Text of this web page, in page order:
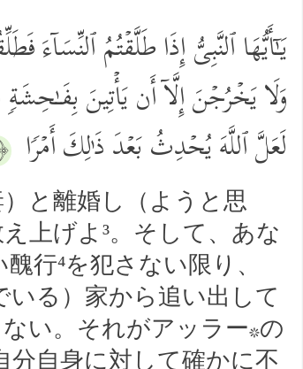
یَـٰۤأَیُّهَا ٱلنَّبِیُّ إِذَا طَلَّقۡتُمُ
وَلَا یَخۡرُجۡنَ إِلَّاۤ أَن یَأۡتِینَ
لَعَلَّ ٱللَّهَ یُحۡدِثُ بَعۡدَ ذَ ٰ⁠لِكَ أَمۡرࣰا ﴿١﴾
と離婚し（ようと思
上げよ³。そして、あな
行⁴を犯さない限り、
る）家から追い出して
い。それがアッラー*の